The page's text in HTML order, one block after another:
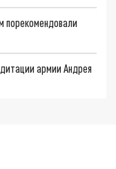
порекомендовали
армии Андрея